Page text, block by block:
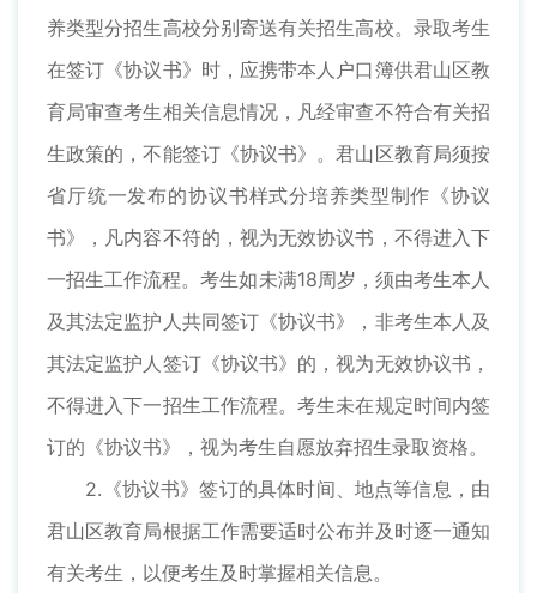
养类型分招生高校分别寄送有关招生高校。录取考生
在签订《协议书》时，应携带本人户口簿供君山区教
育局审查考生相关信息情况，凡经审查不符合有关招
生政策的，不能签订《协议书》。君山区教育局须按
省厅统一发布的协议书样式分培养类型制作《协议
书》，凡内容不符的，视为无效协议书，不得进入下
一招生工作流程。考生如未满18周岁，须由考生本人
及其法定监护人共同签订《协议书》，非考生本人及
其法定监护人签订《协议书》的，视为无效协议书，
不得进入下一招生工作流程。考生未在规定时间内签
订的《协议书》，视为考生自愿放弃招生录取资格。
2.《协议书》签订的具体时间、地点等信息，由
君山区教育局根据工作需要适时公布并及时逐一通知
有关考生，以便考生及时掌握相关信息。